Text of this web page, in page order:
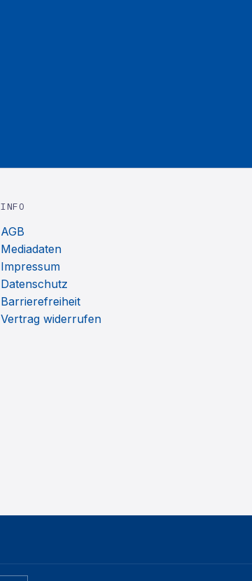
INFO
AGB
Mediadaten
Impressum
Datenschutz
Barrierefreiheit
Vertrag widerrufen